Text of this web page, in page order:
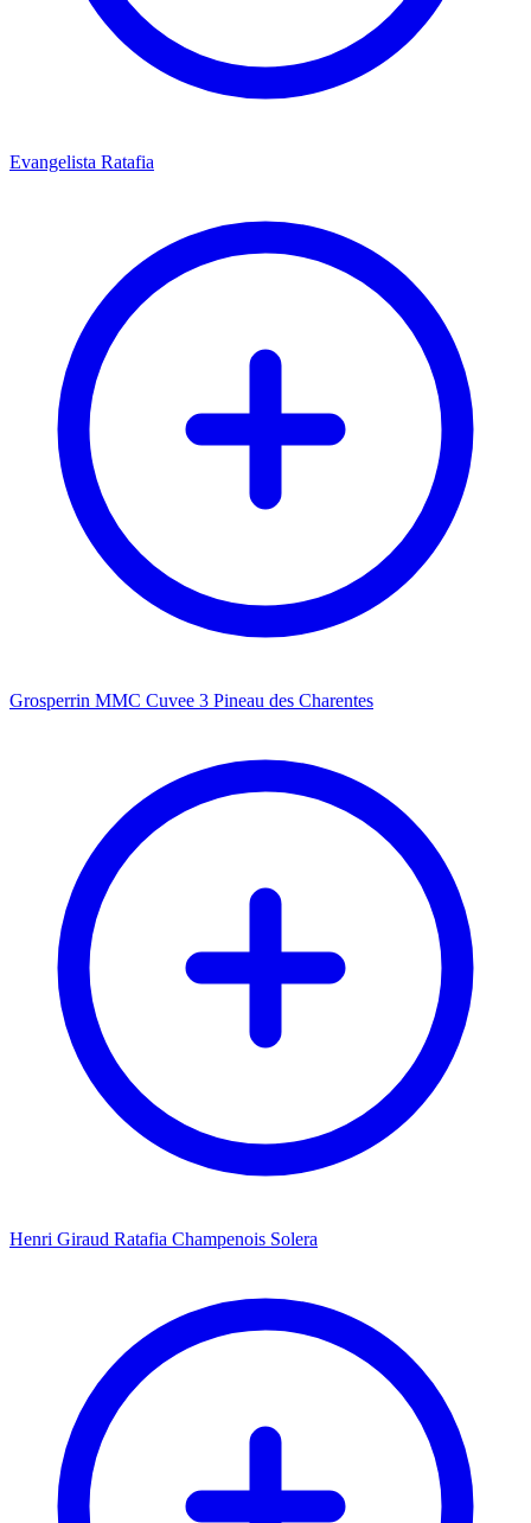
Evangelista Ratafia
Grosperrin MMC Cuvee 3 Pineau des Charentes
Henri Giraud Ratafia Champenois Solera